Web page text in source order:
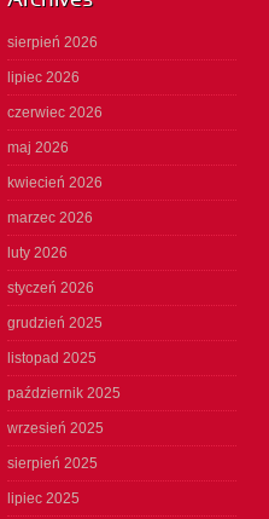
sierpień 2026
lipiec 2026
czerwiec 2026
maj 2026
kwiecień 2026
marzec 2026
luty 2026
styczeń 2026
grudzień 2025
listopad 2025
październik 2025
wrzesień 2025
sierpień 2025
lipiec 2025